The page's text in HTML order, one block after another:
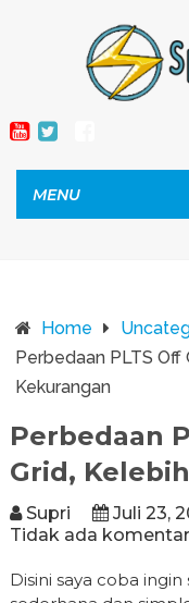
MENU
Home
Perbedaan PLTS Off
Kekurangan
Perbedaan
Grid,
Supri Juli 23,
Tidak ada komentar
Disini saya coba